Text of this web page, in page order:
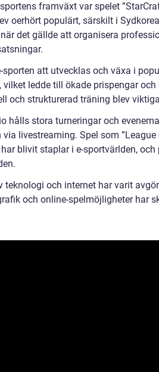
framväxt var spelet
oerhört populärt, särskilt i
det gällde att organisera
att utvecklas och växa i
vilket ledde till ökade prispengar
och strukturerad träning blev
hålls stora turneringar och
livestreaming. Spel som ”League
har blivit staplar i e-sportvärlden,
teknologi och internet har varit
och online-spelmöjligheter har